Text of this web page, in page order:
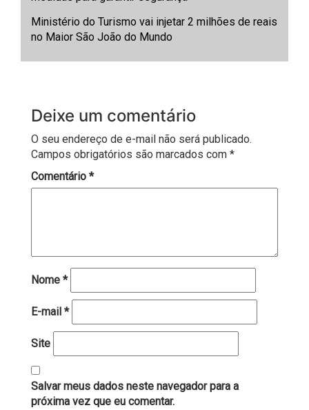
Ministério do Turismo vai injetar 2 milhões de reais
no Maior São João do Mundo
Deixe um comentário
O seu endereço de e-mail não será publicado.
Campos obrigatórios são marcados com *
Comentário *
Nome *
E-mail *
Site
Salvar meus dados neste navegador para a
próxima vez que eu comentar.